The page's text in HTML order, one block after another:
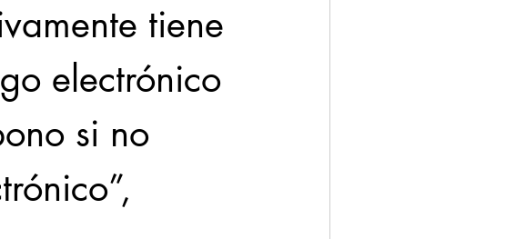
tiene
electrónico
si no